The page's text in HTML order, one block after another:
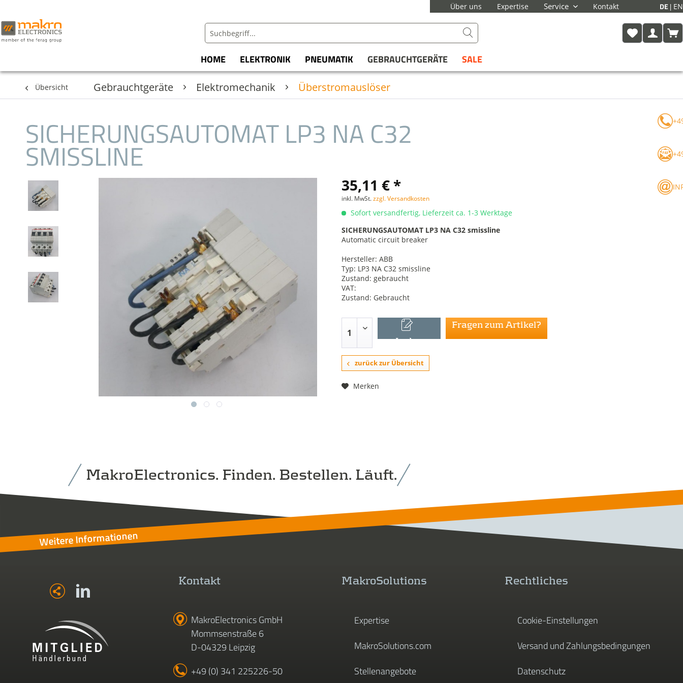
Über uns Expertise Service Kontakt DE EN
HOME ELEKTRONIK PNEUMATIK GEBRAUCHTGERÄTE SALE
Übersicht Gebrauchtgeräte Elektromechanik Überstromauslöser
SICHERUNGSAUTOMAT LP3 NA C32
SMISSLINE
35,11 € *
inkl. MwSt.zzgl. Versandkosten
Sofort versandfertig, Lieferzeit ca. 1-3 Werktage
SICHERUNGSAUTOMAT LP3 NA C32 smissline
Automatic circuit breaker
Hersteller: ABB
Typ: LP3 NA C32 smissline
Zustand: gebraucht
VAT:
Zustand: Gebraucht
In den
Warenkorb
Fragen zum Artikel?
zurück zur Übersicht
Merken
MakroElectronics. Finden. Bestellen. Läuft.
Weitere Informationen
Kontakt
MakroElectronics GmbH
Mommsenstraße 6
D-04329 Leipzig
+49 (0) 341 225226-50
MakroSolutions
Expertise
MakroSolutions.com
Stellenangebote
Rechtliches
Cookie-Einstellungen
Versand und Zahlungsbedingungen
Datenschutz